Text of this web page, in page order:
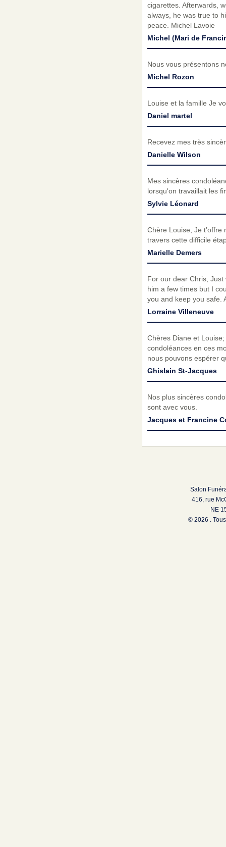
cigarettes. Afterwards,
always, he was true to
peace. Michel Lavoie
Michel (Mari de
Nous vous présentons
Michel Rozon
Louise et la famille Je
Daniel martel
Recevez mes très
Danielle Wilson
Mes sincères
lorsqu'on travaillait les
Sylvie Léonard
Chère Louise, Je
travers cette difficile
Marielle Demers
For our dear Chris,
him a few times but I
you and keep you safe.
Lorraine Villeneuve
Chères Diane et
condoléances en ces
nous pouvons espérer
Ghislain St-Jacques
Nos plus sincères
sont avec vous.
Jacques et Francine
Salon
416, rue
NE
© 2026 .